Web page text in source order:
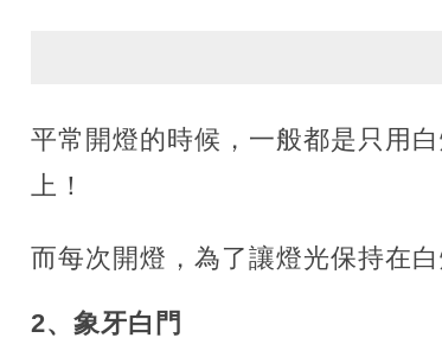
平常開燈的時候，一般都是只用
上！
而每次開燈，為了讓燈光保持在
2、象牙白門